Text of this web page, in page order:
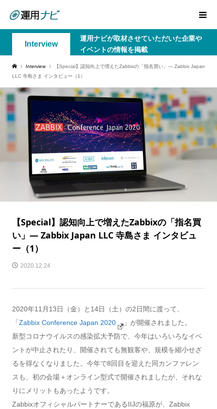
Interview
運用ナビが取材させていただいた企業や
イベントの情報を掲載
Interview
【Special】認知向上で増えたZabbixの「指名買い」― Zabbix Japan
LLC 寺島さま インタビュー（1）
【Special】認知向上で増えたZabbixの「指名買
い」― Zabbix Japan LLC 寺島さま インタビュ
ー（1）
2020.12.24
2020年11月13日（金）と14日（土）の2日間に渡って、
「 Zabbix Conference Japan 2020
」が開催されました。
新型コロナウイルスの感染拡大予防で、今年はいろいろなイベ
ントが中止されたり、開催されても無観客や、規模を縮小せざ
るを得なくなりました。今年で8回目を迎えた同カンファレン
スも、初の会場＋オンライン型式で開催されましたが、それな
りにメリットもあったようです。
ZabbixオフィシャルパートナーであるIIJの福原が、Zabbix